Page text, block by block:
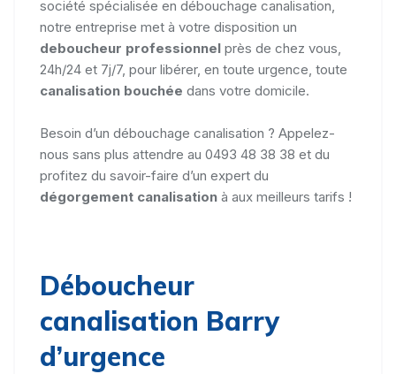
société spécialisée en débouchage canalisation,
notre entreprise met à votre disposition un
deboucheur professionnel près de chez vous,
24h/24 et 7j/7, pour libérer, en toute urgence, toute
canalisation bouchée dans votre domicile.
Besoin d’un débouchage canalisation ? Appelez-
nous sans plus attendre au 0493 48 38 38 et du
profitez du savoir-faire d’un expert du
dégorgement canalisation à aux meilleurs tarifs !
Déboucheur
canalisation Barry
d’urgence